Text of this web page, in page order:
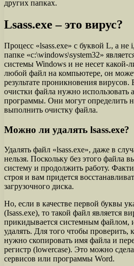
других папках.
Lsass.exe – это вирус?
Процесс «lsass.exe» с буквой L, а
папке «c:\windows\system32»
системы Windows и не несет какой-
любой файл на компьютере, он
результате проникновения вирусов.
очистки файла нужно использовать
программы. Они могут определить
выполнить очистку файла.
Можно ли удалять lsass.exe?
Удалять файл «lsass.exe», даже в
нельзя. Поскольку без этого файла
систему и продолжить работу.
строя и вам придется
загрузочного диска.
Но, если в качестве первой буквы
(Isass.exe), то такой файл является
прикидывается системным файлом,
удалять. Для того чтобы проверить,
нужно скопировать имя файла и
регистр (lowercase). Это можно
сервисов или программы Word.